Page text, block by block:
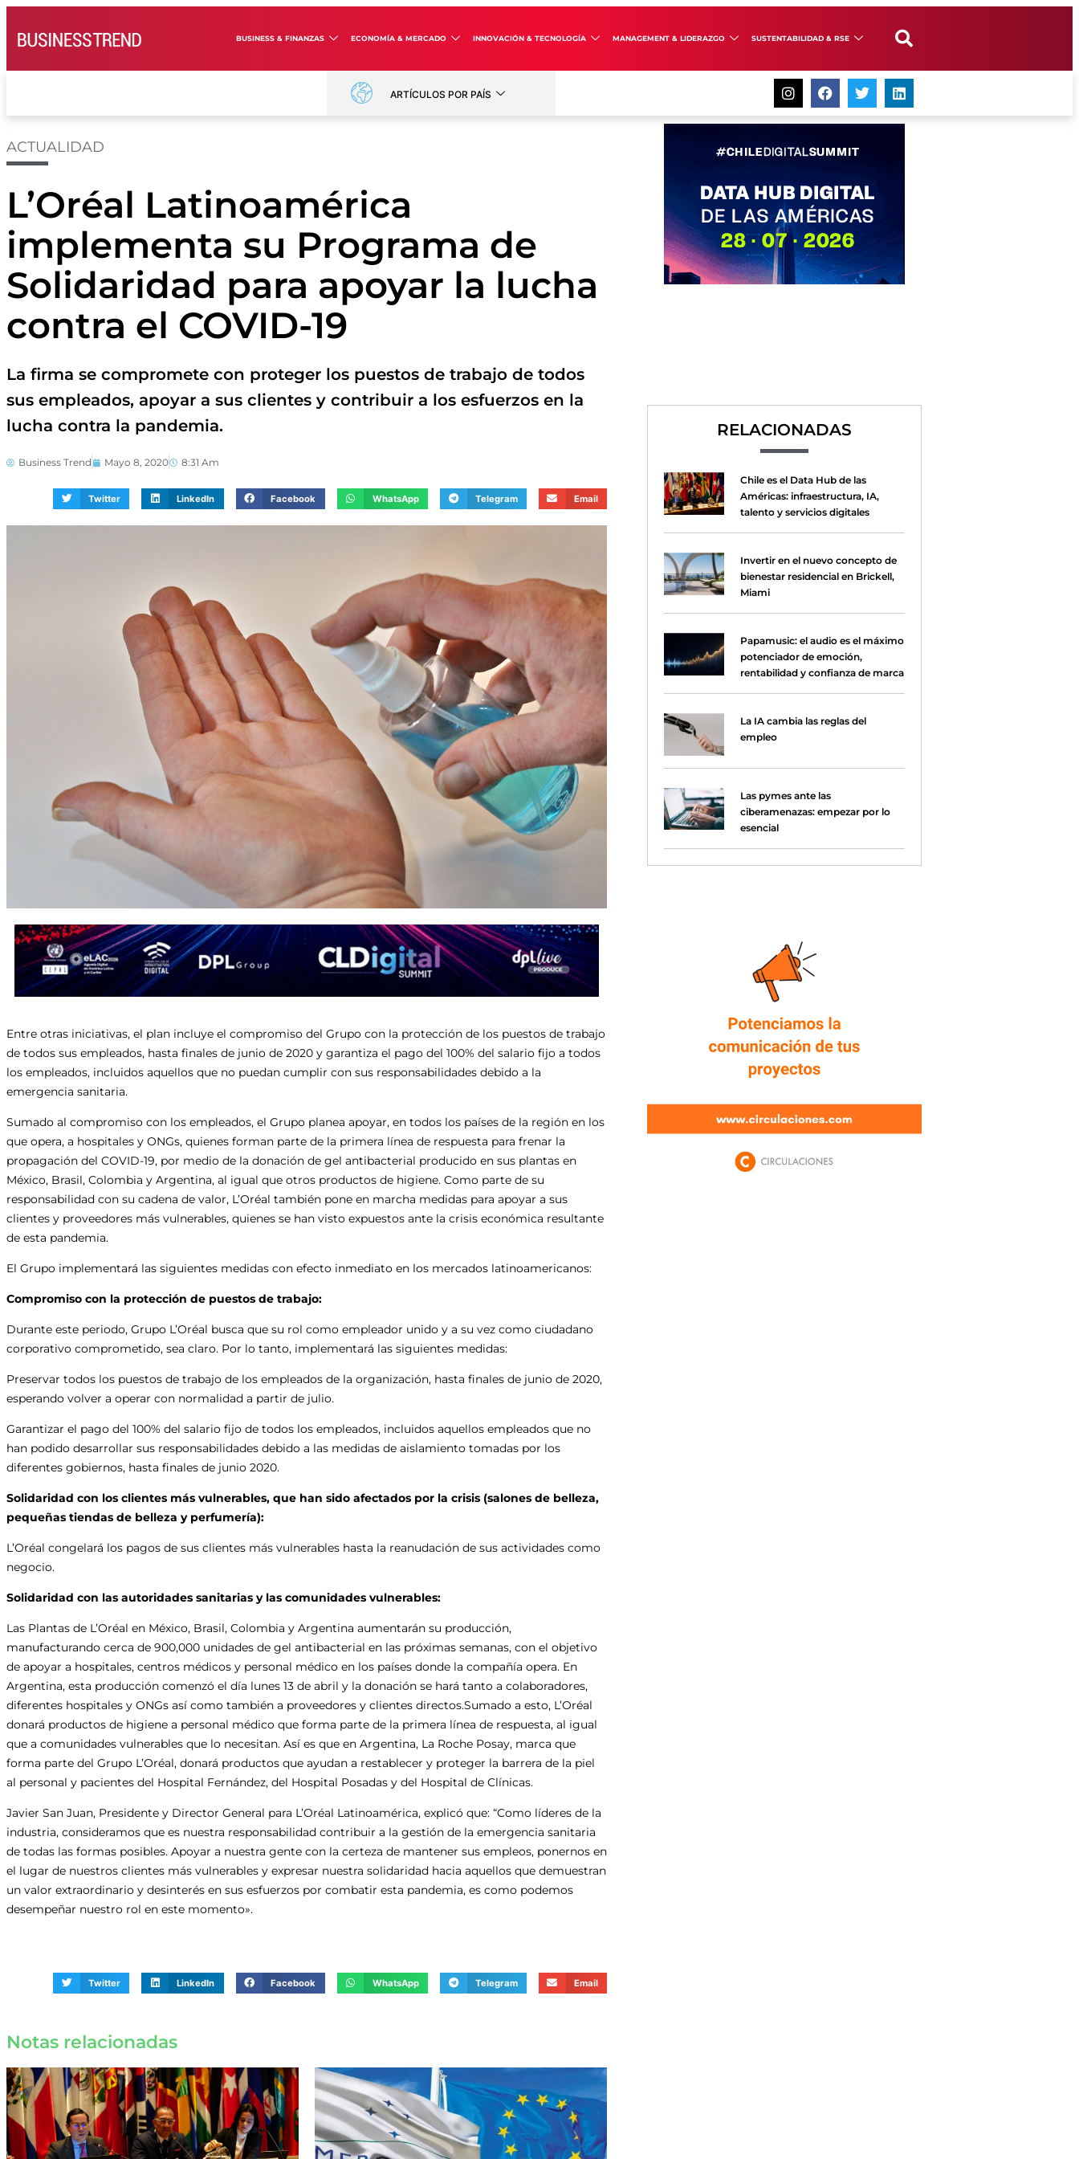
BUSINESS & FINANZAS ECONOMÍA & MERCADO INNOVACIÓN & TECNOLOGÍA MANAGEMENT & LIDERAZGO SUSTENTABILIDAD & RSE
ARTÍCULOS POR PAÍS
ACTUALIDAD
L’Oréal Latinoamérica
implementa su Programa de
Solidaridad para apoyar la lucha
contra el COVID-19
La firma se compromete con proteger los puestos de trabajo de todos
sus empleados, apoyar a sus clientes y contribuir a los esfuerzos en la
lucha contra la pandemia.
Business Trend Mayo 8, 2020 8:31 Am
Twitter LinkedIn Facebook WhatsApp Telegram Email
Entre otras iniciativas, el plan incluye el compromiso del Grupo con la protección de los puestos de trabajo
de todos sus empleados, hasta finales de junio de 2020 y garantiza el pago del 100% del salario fijo a todos
los empleados, incluidos aquellos que no puedan cumplir con sus responsabilidades debido a la
emergencia sanitaria.
Sumado al compromiso con los empleados, el Grupo planea apoyar, en todos los países de la región en los
que opera, a hospitales y ONGs, quienes forman parte de la primera línea de respuesta para frenar la
propagación del COVID-19, por medio de la donación de gel antibacterial producido en sus plantas en
México, Brasil, Colombia y Argentina, al igual que otros productos de higiene. Como parte de su
responsabilidad con su cadena de valor, L’Oréal también pone en marcha medidas para apoyar a sus
clientes y proveedores más vulnerables, quienes se han visto expuestos ante la crisis económica resultante
de esta pandemia.
El Grupo implementará las siguientes medidas con efecto inmediato en los mercados latinoamericanos:
Compromiso con la protección de puestos de trabajo:
Durante este periodo, Grupo L’Oréal busca que su rol como empleador unido y a su vez como ciudadano
corporativo comprometido, sea claro. Por lo tanto, implementará las siguientes medidas:
Preservar todos los puestos de trabajo de los empleados de la organización, hasta finales de junio de 2020,
esperando volver a operar con normalidad a partir de julio.
Garantizar el pago del 100% del salario fijo de todos los empleados, incluidos aquellos empleados que no
han podido desarrollar sus responsabilidades debido a las medidas de aislamiento tomadas por los
diferentes gobiernos, hasta finales de junio 2020.
Solidaridad con los clientes más vulnerables, que han sido afectados por la crisis (salones de belleza,
pequeñas tiendas de belleza y perfumería):
L’Oréal congelará los pagos de sus clientes más vulnerables hasta la reanudación de sus actividades como
negocio.
Solidaridad con las autoridades sanitarias y las comunidades vulnerables:
Las Plantas de L’Oréal en México, Brasil, Colombia y Argentina aumentarán su producción,
manufacturando cerca de 900,000 unidades de gel antibacterial en las próximas semanas, con el objetivo
de apoyar a hospitales, centros médicos y personal médico en los países donde la compañía opera. En
Argentina, esta producción comenzó el día lunes 13 de abril y la donación se hará tanto a colaboradores,
diferentes hospitales y ONGs así como también a proveedores y clientes directos.Sumado a esto, L’Oréal
donará productos de higiene a personal médico que forma parte de la primera línea de respuesta, al igual
que a comunidades vulnerables que lo necesitan. Así es que en Argentina, La Roche Posay, marca que
forma parte del Grupo L’Oréal, donará productos que ayudan a restablecer y proteger la barrera de la piel
al personal y pacientes del Hospital Fernández, del Hospital Posadas y del Hospital de Clínicas.
Javier San Juan, Presidente y Director General para L’Oréal Latinoamérica, explicó que: “Como líderes de la
industria, consideramos que es nuestra responsabilidad contribuir a la gestión de la emergencia sanitaria
de todas las formas posibles. Apoyar a nuestra gente con la certeza de mantener sus empleos, ponernos en
el lugar de nuestros clientes más vulnerables y expresar nuestra solidaridad hacia aquellos que demuestran
un valor extraordinario y desinterés en sus esfuerzos por combatir esta pandemia, es como podemos
desempeñar nuestro rol en este momento».
Twitter LinkedIn Facebook WhatsApp Telegram Email
Notas relacionadas
RELACIONADAS
Chile es el Data Hub de las
Américas: infraestructura, IA,
talento y servicios digitales
Invertir en el nuevo concepto de
bienestar residencial en Brickell,
Miami
Papamusic: el audio es el máximo
potenciador de emoción,
rentabilidad y confianza de marca
La IA cambia las reglas del
empleo
Las pymes ante las
ciberamenazas: empezar por lo
esencial